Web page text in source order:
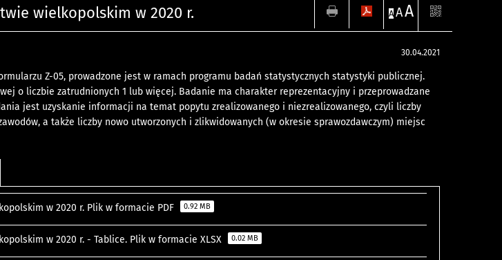
wielkopolskim w 2020 r. A AA
30.04.2021
Z-05, prowadzone jest w ramach programu badań statystycznych statystyki publicznej.
o liczbie zatrudnionych 1 lub więcej. Badanie ma charakter reprezentacyjny i przeprowadzane
jest uzyskanie informacji na temat popytu zrealizowanego i niezrealizowanego, czyli liczby
a także liczby nowo utworzonych i zlikwidowanych (w okresie sprawozdawczym) miejsc
w 2020 r. Plik w formacie PDF 0.92 MB
w 2020 r. - Tablice. Plik w formacie XLSX 0.02 MB